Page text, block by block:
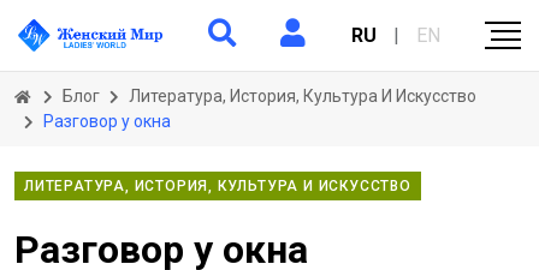
RU | EN
Блог
Литература, История, Культура И Искусство
Разговор у окна
ЛИТЕРАТУРА, ИСТОРИЯ, КУЛЬТУРА И ИСКУССТВО
Разговор у окна